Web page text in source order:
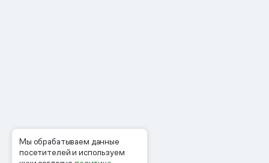
Мы обрабатываем данные
посетителей и используем